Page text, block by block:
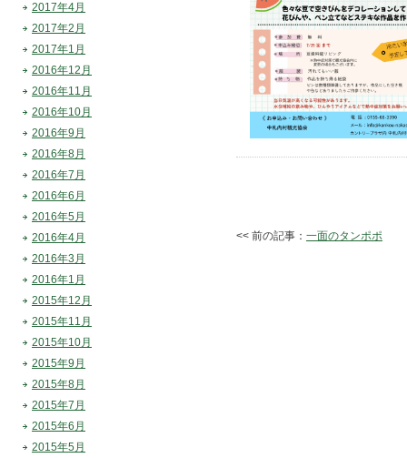
<< 前の記事： 一面のタンポポ
2017年4月
2017年2月
2017年1月
2016年12月
2016年11月
2016年10月
2016年9月
2016年8月
2016年7月
2016年6月
2016年5月
2016年4月
2016年3月
2016年1月
2015年12月
2015年11月
2015年10月
2015年9月
2015年8月
2015年7月
2015年6月
2015年5月